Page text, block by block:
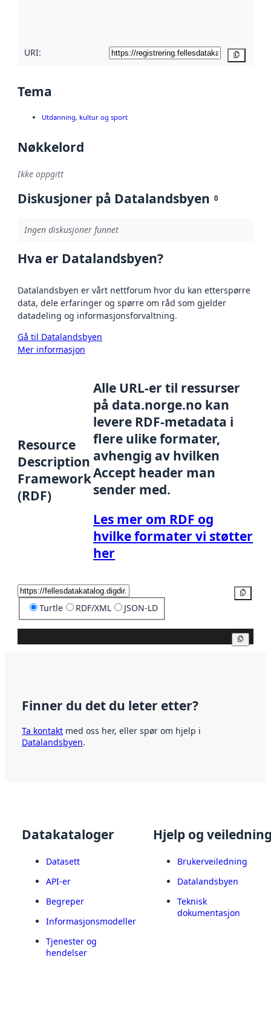
URI:
Tema
Utdanning, kultur og sport
Nøkkelord
Ikke oppgitt
Diskusjoner på Datalandsbyen 0
Ingen diskusjoner funnet
Hva er Datalandsbyen?
Datalandsbyen er vårt nettforum hvor du kan etterspørre
data, dele erfaringer og spørre om råd som gjelder
datadeling og informasjonsforvaltning.
Gå til Datalandsbyen
Mer informasjon
Resource
Description
Framework
(RDF)
Alle URL-er til ressurser
på data.norge.no kan
levere RDF-metadata i
flere ulike formater,
avhengig av hvilken
Accept header man
sender med.
Les mer om RDF og
hvilke formater vi støtter
her
Turtle RDF/XML JSON-LD
Finner du det du leter etter?
Ta kontakt med oss her, eller spør om hjelp i
Datalandsbyen.
Datakataloger
Datasett
API-er
Begreper
Informasjonsmodeller
Tjenester og
hendelser
Hjelp og
Brukerveiledning
Datalandsbyen
Teknisk
dokumentasjon